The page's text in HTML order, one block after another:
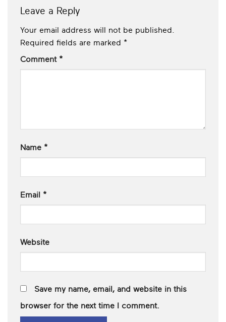
Leave a Reply
Your email address will not be published.
Required fields are marked *
Comment *
Name *
Email *
Website
Save my name, email, and website in this
browser for the next time I comment.